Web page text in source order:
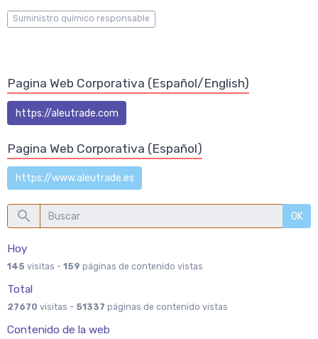
Suministro químico responsable
Pagina Web Corporativa (Español/English)
https://aleutrade.com
Pagina Web Corporativa (Español)
https://www.aleutrade.es
OK
Hoy
145 visitas - 159 páginas de contenido vistas
Total
27670 visitas - 51337 páginas de contenido vistas
Contenido de la web